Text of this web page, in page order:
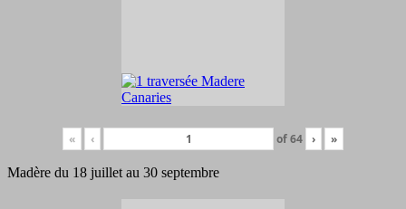
« ‹ of64 › »
Madère du 18 juillet au 30 septembre